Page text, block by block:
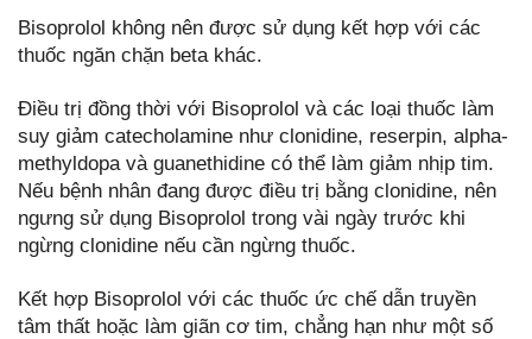
Bisoprolol không nên được sử dụng kết hợp với các
thuốc ngăn chặn beta khác.
Điều trị đồng thời với Bisoprolol và các loại thuốc làm
suy giảm catecholamine như clonidine, reserpin, alpha-
methyldopa và guanethidine có thể làm giảm nhịp tim.
Nếu bệnh nhân đang được điều trị bằng clonidine, nên
ngưng sử dụng Bisoprolol trong vài ngày trước khi
ngừng clonidine nếu cần ngừng thuốc.
Kết hợp Bisoprolol với các thuốc ức chế dẫn truyền
tâm thất hoặc làm giãn cơ tim, chẳng hạn như một số